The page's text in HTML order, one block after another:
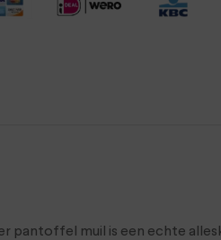
pantoffel muil is een echte